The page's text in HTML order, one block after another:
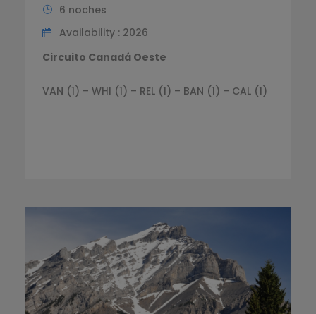
6 noches
Availability : 2026
Circuito Canadá Oeste
VAN (1) – WHI (1) – REL (1) – BAN (1) – CAL (1)